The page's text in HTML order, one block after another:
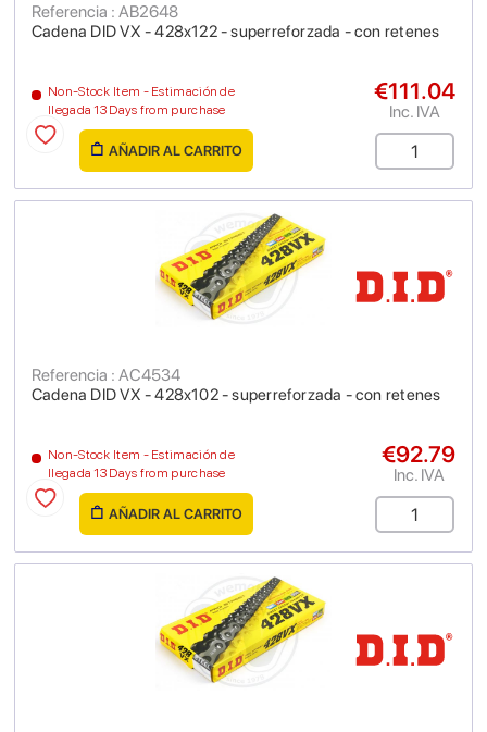
Cadena DID VX - 428x122 - superreforzada - con retenes
Referencia : AB2648
Non-Stock Item - Estimación de
llegada 13 Days from purchase
€111.04
Inc. IVA
AÑADIR AL CARRITO
Cadena DID VX - 428x102 - superreforzada - con retenes
Referencia : AC4534
Non-Stock Item - Estimación de
llegada 13 Days from purchase
€92.79
Inc. IVA
AÑADIR AL CARRITO